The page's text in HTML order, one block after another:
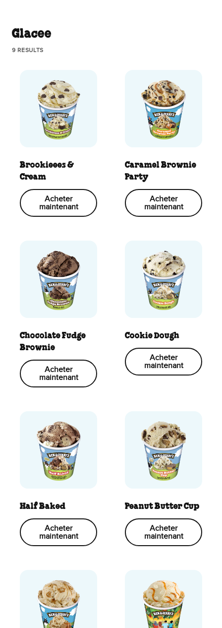
Glacee
9 RESULTS
Brookieees &
Cream
Acheter
maintenant
Caramel Brownie
Party
Acheter
maintenant
Chocolate Fudge
Brownie
Acheter
maintenant
Cookie Dough
Acheter
maintenant
Half Baked
Acheter
maintenant
Peanut Butter Cup
Acheter
maintenant